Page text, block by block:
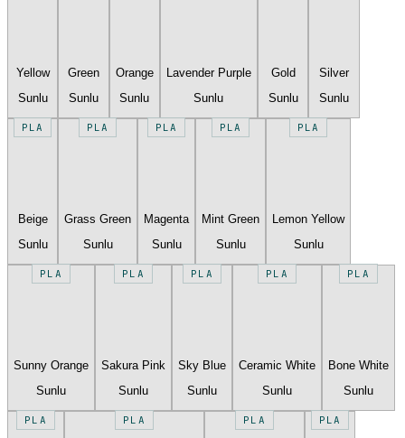
Yellow
Sunlu
Green
Sunlu
Orange
Sunlu
Lavender Purple
Sunlu
Gold
Sunlu
Silver
Sunlu
PLA
Beige
Sunlu
PLA
Grass Green
Sunlu
PLA
Magenta
Sunlu
PLA
Mint Green
Sunlu
PLA
Lemon Yellow
Sunlu
PLA
Sunny Orange
Sunlu
PLA
Sakura Pink
Sunlu
PLA
Sky Blue
Sunlu
PLA
Ceramic White
Sunlu
PLA
Bone White
Sunlu
PLA PLA PLA PLA